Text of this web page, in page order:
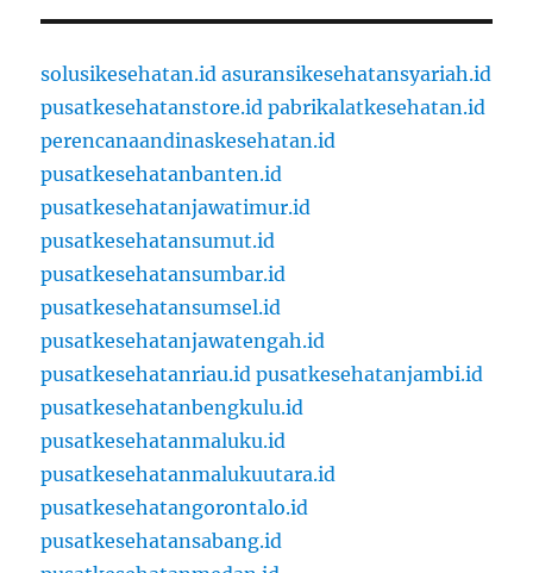
solusikesehatan.id asuransikesehatansyariah.id
pusatkesehatanstore.id pabrikalatkesehatan.id
perencanaandinaskesehatan.id
pusatkesehatanbanten.id
pusatkesehatanjawatimur.id
pusatkesehatansumut.id
pusatkesehatansumbar.id
pusatkesehatansumsel.id
pusatkesehatanjawatengah.id
pusatkesehatanriau.id pusatkesehatanjambi.id
pusatkesehatanbengkulu.id
pusatkesehatanmaluku.id
pusatkesehatanmalukuutara.id
pusatkesehatangorontalo.id
pusatkesehatansabang.id